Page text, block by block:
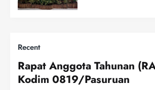
Recent
Rapat Anggota Tahunan
Kodim 0819/Pasuruan